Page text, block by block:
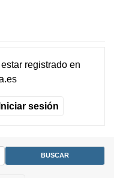
estar registradoen
sesión